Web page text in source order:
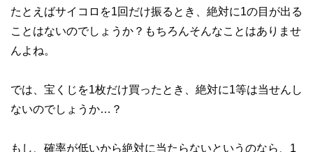
たとえばサイコロを1回だけ振るとき、絶対に1の目が出る
ことはないのでしょうか？もちろんそんなことはありませ
んよね。
では、宝くじを1枚だけ買ったとき、絶対に1等は当せんし
ないのでしょうか…？
もし、確率が低いから絶対に当たらないというのなら、1